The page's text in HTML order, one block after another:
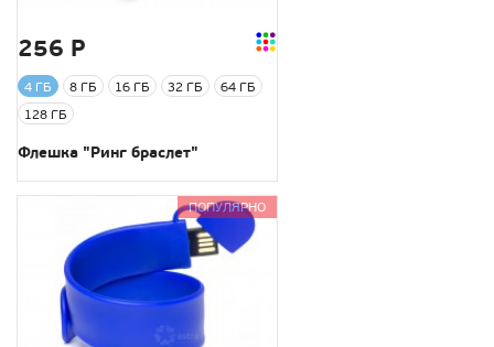
256 Р
4 ГБ 8 ГБ 16 ГБ 32 ГБ
64 ГБ
128 ГБ
Флешка "Ринг браслет"
ПОПУЛЯРНО